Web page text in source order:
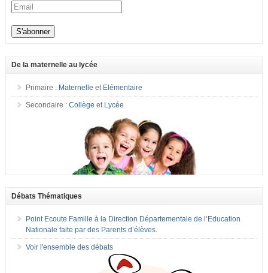
De la maternelle au lycée
Primaire : Maternelle et Elémentaire
Secondaire : Collège et Lycée
Débats Thématiques
Point Ecoute Famille à la Direction Départementale de l’Education
Nationale faite par des Parents d’élèves.
Voir l'ensemble des débats